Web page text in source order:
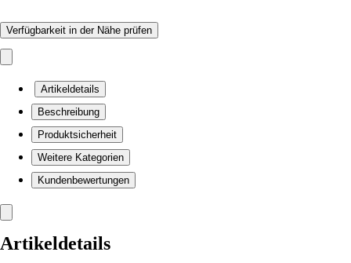
Verfügbarkeit in der Nähe prüfen
Artikeldetails
Beschreibung
Produktsicherheit
Weitere Kategorien
Kundenbewertungen
Artikeldetails